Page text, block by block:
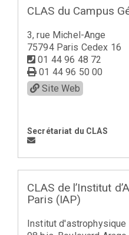
CLAS du Campus
3, rue Michel-Ange
75794 Paris Cedex 16
01 44 96 48 72
01 44 96 50 00
Site Web
Secrétariat du CLAS
CLAS de l’Institut
Paris (IAP)
Institut d'astrophysique